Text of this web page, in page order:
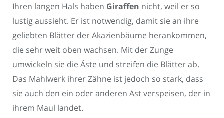
Ihren langen Hals haben Giraffen nicht, weil er so
lustig aussieht. Er ist notwendig, damit sie an ihre
geliebten Blätter der Akazienbäume herankommen,
die sehr weit oben wachsen. Mit der Zunge
umwickeln sie die Äste und streifen die Blätter ab.
Das Mahlwerk ihrer Zähne ist jedoch so stark, dass
sie auch den ein oder anderen Ast verspeisen, der in
ihrem Maul landet.